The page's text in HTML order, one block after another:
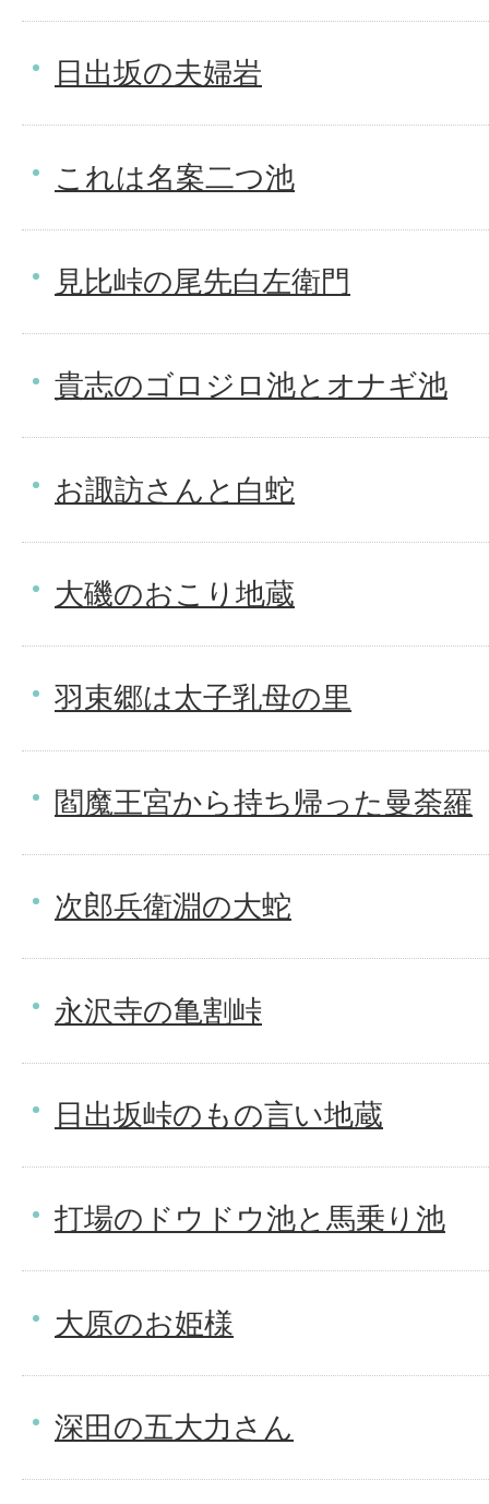
日出坂の夫婦岩
これは名案二つ池
見比峠の尾先白左衛門
貴志のゴロジロ池とオナギ池
お諏訪さんと白蛇
大磯のおこり地蔵
羽束郷は太子乳母の里
閻魔王宮から持ち帰った曼荼羅
次郎兵衛淵の大蛇
永沢寺の亀割峠
日出坂峠のもの言い地蔵
打場のドウドウ池と馬乗り池
大原のお姫様
深田の五大力さん